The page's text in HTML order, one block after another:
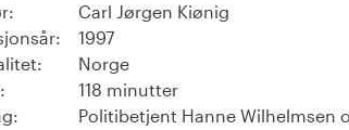
Carl Jørgen Kiønig
1997
Norge
118 minutter
Politibetjent Hanne Wilhelmsen